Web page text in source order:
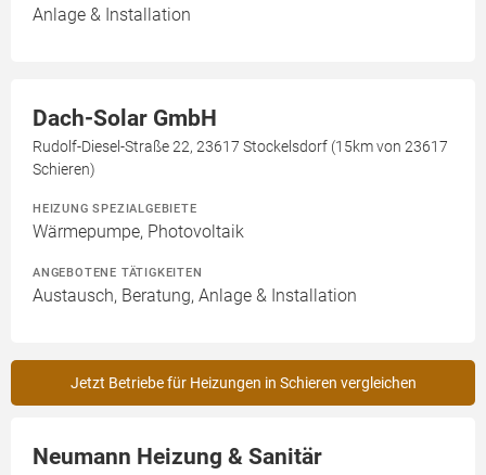
Anlage & Installation
Dach-Solar GmbH
Rudolf-Diesel-Straße 22, 23617 Stockelsdorf (15km von 23617
Schieren)
HEIZUNG SPEZIALGEBIETE
Wärmepumpe, Photovoltaik
ANGEBOTENE TÄTIGKEITEN
Austausch, Beratung, Anlage & Installation
Jetzt Betriebe für Heizungen in Schieren vergleichen
Neumann Heizung & Sanitär